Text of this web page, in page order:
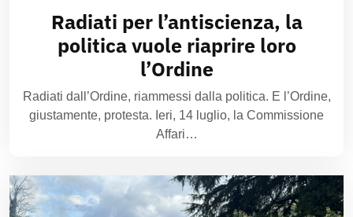
Radiati per l’antiscienza, la
politica vuole riaprire loro
l’Ordine
Radiati dall’Ordine, riammessi dalla politica. E l’Ordine,
giustamente, protesta. Ieri, 14 luglio, la Commissione
Affari…